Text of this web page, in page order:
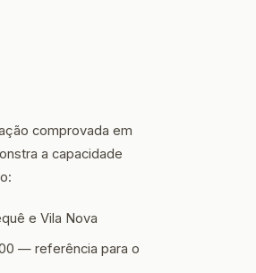
comprovada em
a capacidade
e Vila Nova
— referência para o